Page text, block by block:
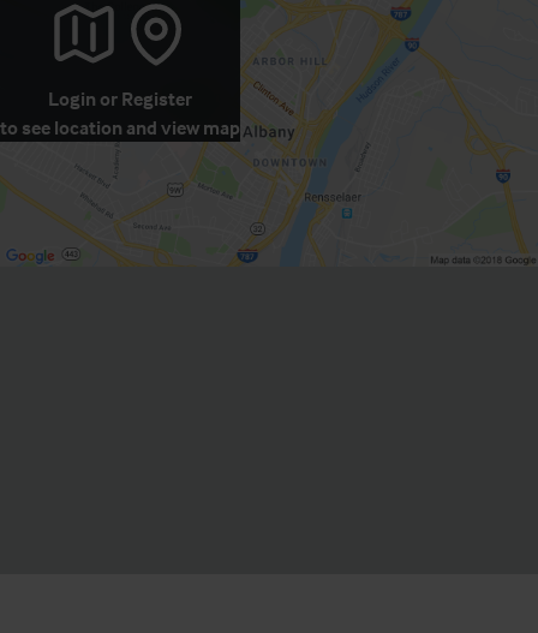
Login or Register
to see location and view map